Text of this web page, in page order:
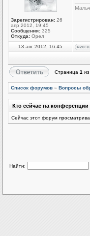
Зарегистрирован: 26
апр 2012, 19:45
Сообщения: 325
Откуда: Орел
13 авг 2012, 16:45
Страница 1 из
Список форумов » Вопросы
Кто сейчас на конференции
Сейчас этот форум
Найти: